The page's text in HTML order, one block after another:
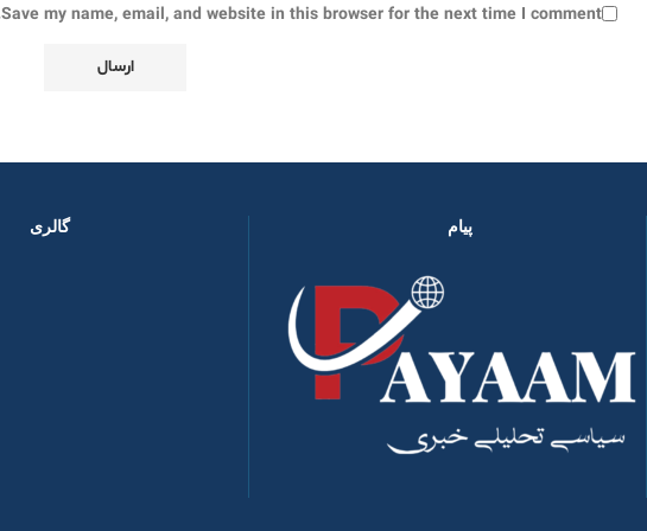
Save my name, email, and website in this browser for the next time I comment.
پیام گالری